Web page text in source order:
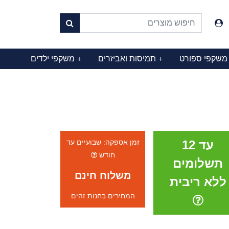
משקפי ספורט תמיסות ואביזרים + משקפי ילדים +
עד 12
תשלומים
ללא ריבית
זמן אספקה: שבועיים עד
חודש
משלוח חינם
המחירים בחנות זהים